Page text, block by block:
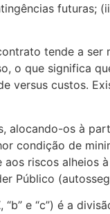
tende a
o que significa
versus custos.
os à
condição de
riscos
Público
e “c”) é a